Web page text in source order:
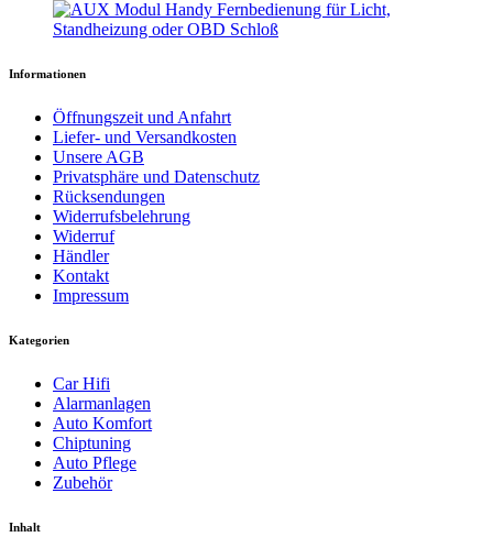
Informationen
Öffnungszeit und Anfahrt
Liefer- und Versandkosten
Unsere AGB
Privatsphäre und Datenschutz
Rücksendungen
Widerrufsbelehrung
Widerruf
Händler
Kontakt
Impressum
Kategorien
Car Hifi
Alarmanlagen
Auto Komfort
Chiptuning
Auto Pflege
Zubehör
Inhalt